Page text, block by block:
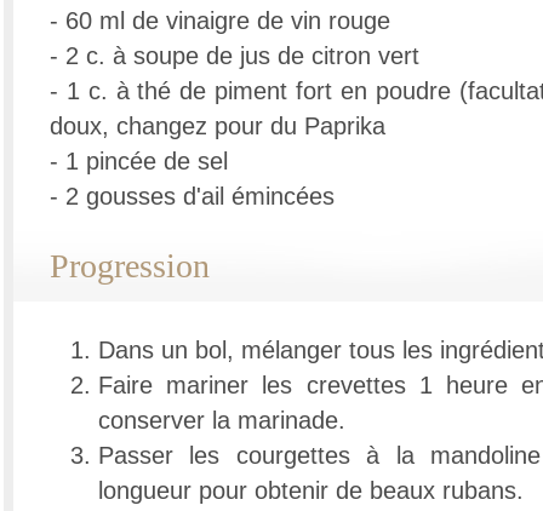
- 60 ml de vinaigre de vin rouge
- 2 c. à soupe de jus de citron vert
- 1 c. à thé de piment fort en poudre
doux, changez pour du Paprika
- 1 pincée de sel
- 2 gousses d'ail émincées
Progression
Dans un bol, mélanger tous les
Faire mariner les crevettes 1 heure
conserver la marinade.
Passer les courgettes à la
longueur pour obtenir de beaux rubans.